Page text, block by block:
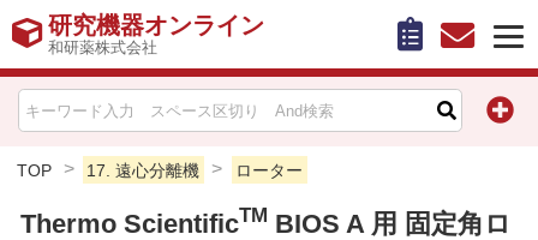
研究機器オンライン
和研薬株式会社
TOP 17. 遠心分離機 ローター
Thermo ScientificTM BIOS A 用 固定角ロ
HOME
比較表作成
お問い合わせ